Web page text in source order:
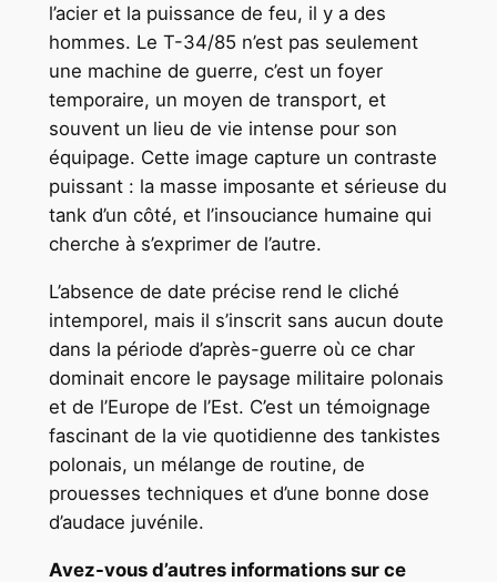
l’acier et la puissance de feu, il y a des
hommes. Le T-34/85 n’est pas seulement
une machine de guerre, c’est un foyer
temporaire, un moyen de transport, et
souvent un lieu de vie intense pour son
équipage. Cette image capture un contraste
puissant : la masse imposante et sérieuse du
tank d’un côté, et l’insouciance humaine qui
cherche à s’exprimer de l’autre.
L’absence de date précise rend le cliché
intemporel, mais il s’inscrit sans aucun doute
dans la période d’après-guerre où ce char
dominait encore le paysage militaire polonais
et de l’Europe de l’Est. C’est un témoignage
fascinant de la vie quotidienne des tankistes
polonais, un mélange de routine, de
prouesses techniques et d’une bonne dose
d’audace juvénile.
Avez-vous d’autres informations sur ce